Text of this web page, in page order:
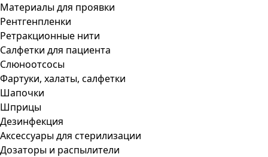
Материалы для проявки
Рентгенпленки
Ретракционные нити
Салфетки для пациента
Слюноотсосы
Фартуки, халаты, салфетки
Шапочки
Шприцы
Дезинфекция
Аксессуары для стерилизации
Дозаторы и распылители